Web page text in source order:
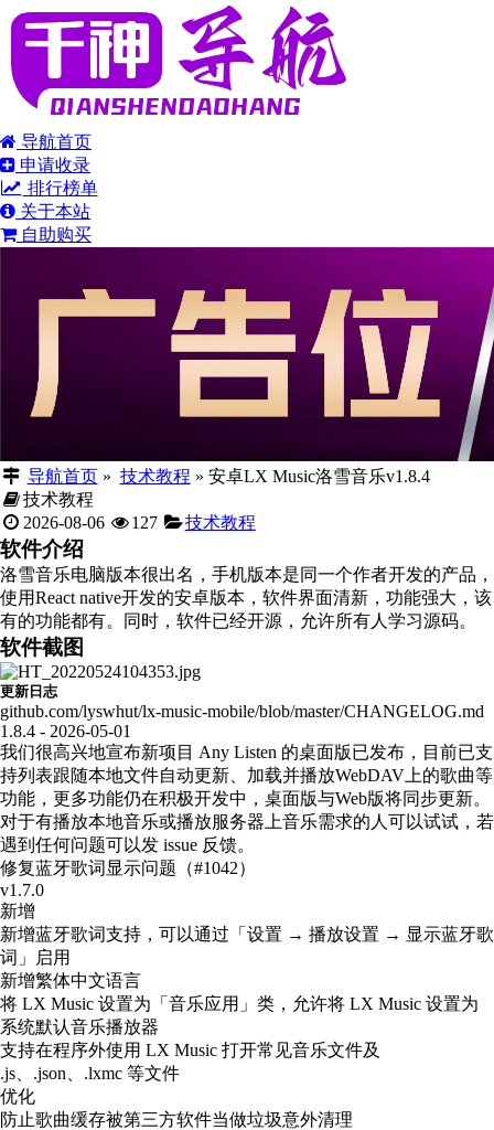
导航首页
申请收录
排行榜单
关于本站
自助购买
导航首页» 技术教程 » 安卓LX Music洛雪音乐v1.8.4
技术教程
2026-08-06
127 技术教程
软件介绍
洛雪音乐电脑版本很出名，手机版本是同一个作者开发的产品，
使用React native开发的安卓版本，软件界面清新，功能强大，该
有的功能都有。同时，软件已经开源，允许所有人学习源码。
软件截图
更新日志
github.com/lyswhut/lx-music-mobile/blob/master/CHANGELOG.md
1.8.4 - 2026-05-01
我们很高兴地宣布新项目 Any Listen 的桌面版已发布，目前已支
持列表跟随本地文件自动更新、加载并播放WebDAV上的歌曲等
功能，更多功能仍在积极开发中，桌面版与Web版将同步更新。
对于有播放本地音乐或播放服务器上音乐需求的人可以试试，若
遇到任何问题可以发 issue 反馈。
修复蓝牙歌词显示问题（#1042）
v1.7.0
新增
新增蓝牙歌词支持，可以通过「设置 → 播放设置 → 显示蓝牙歌
词」启用
新增繁体中文语言
将 LX Music 设置为「音乐应用」类，允许将 LX Music 设置为
系统默认音乐播放器
支持在程序外使用 LX Music 打开常见音乐文件及
.js、.json、.lxmc 等文件
优化
防止歌曲缓存被第三方软件当做垃圾意外清理